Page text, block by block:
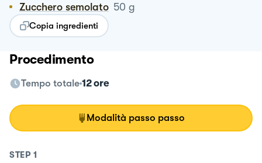
Zucchero semolato 50 g
Copia ingredienti
Procedimento
Tempo totale 12 ore
Modalità passo passo
STEP 1